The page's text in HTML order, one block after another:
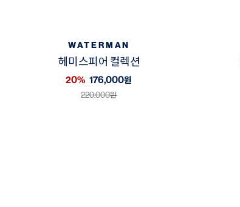
WATERMAN
헤미스피어 컬렉션
20% 176,000원
220,000원